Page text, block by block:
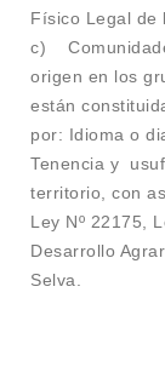
Físico Legal de
c)
origen en los
están
por: Idioma o
Tenencia y
territorio, con
Ley Nº 22175,
Desarrollo
Selva.